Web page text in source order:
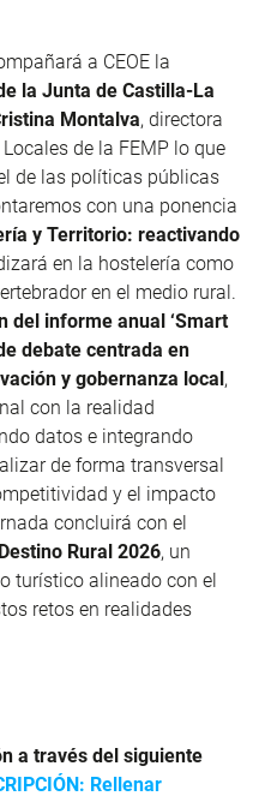
a CEOE la
la Junta de Castilla-La
Montalva, directora
de la FEMP lo que
de las políticas públicas
con una ponencia
y Territorio: reactivando
en la hostelería como
en el medio rural.
del informe anual ‘Smart
debate centrada en
y gobernanza local,
con la realidad
datos e integrando
de forma transversal
y el impacto
concluirá con el
Rural 2026, un
turístico alineado con el
retos en realidades
a través del siguiente
Rellenar